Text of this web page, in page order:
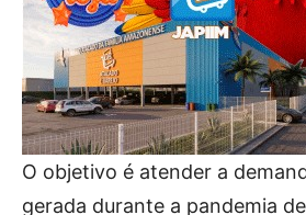
O objetivo é atender a
gerada durante a pandemia